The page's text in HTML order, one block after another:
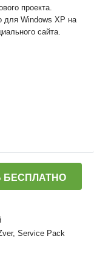
проекта.
для Windows XP на
сайта.
БЕСПЛАТНО
Service Pack